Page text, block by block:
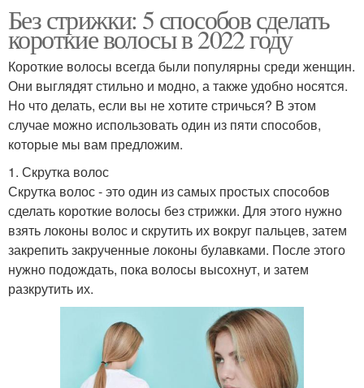
Без стрижки: 5 способов сделать
короткие волосы в 2022 году
Короткие волосы всегда были популярны среди женщин.
Они выглядят стильно и модно, а также удобно носятся.
Но что делать, если вы не хотите стричься? В этом
случае можно использовать один из пяти способов,
которые мы вам предложим.
1. Скрутка волос
Скрутка волос - это один из самых простых способов
сделать короткие волосы без стрижки. Для этого нужно
взять локоны волос и скрутить их вокруг пальцев, затем
закрепить закрученные локоны булавками. После этого
нужно подождать, пока волосы высохнут, и затем
разкрутить их.